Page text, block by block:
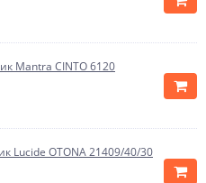
Mantra CINTO 6120
Lucide OTONA 21409/40/30